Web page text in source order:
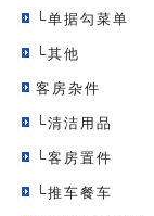
└单据勾菜单
└其他
客房杂件
└清洁用品
└客房置件
└推车餐车